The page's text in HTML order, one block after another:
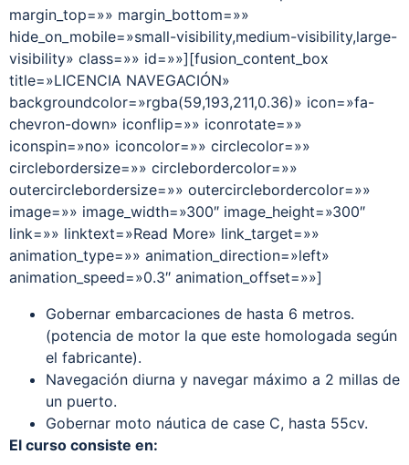
margin_top=»» margin_bottom=»»
hide_on_mobile=»small-visibility,medium-visibility,large-
visibility» class=»» id=»»][fusion_content_box
title=»LICENCIA NAVEGACIÓN»
backgroundcolor=»rgba(59,193,211,0.36)» icon=»fa-
chevron-down» iconflip=»» iconrotate=»»
iconspin=»no» iconcolor=»» circlecolor=»»
circlebordersize=»» circlebordercolor=»»
outercirclebordersize=»» outercirclebordercolor=»»
image=»» image_width=»300″ image_height=»300″
link=»» linktext=»Read More» link_target=»»
animation_type=»» animation_direction=»left»
animation_speed=»0.3″ animation_offset=»»]
Gobernar embarcaciones de hasta 6 metros.
(potencia de motor la que este homologada según
el fabricante).
Navegación diurna y navegar máximo a 2 millas de
un puerto.
Gobernar moto náutica de case C, hasta 55cv.
El curso consiste en: